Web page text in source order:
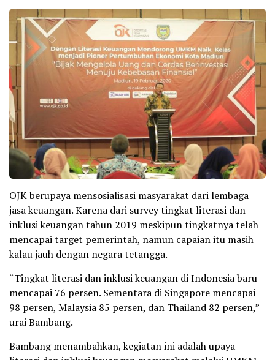
OJK berupaya mensosialisasi masyarakat dari lembaga
jasa keuangan. Karena dari survey tingkat literasi dan
inklusi keuangan tahun 2019 meskipun tingkatnya telah
mencapai target pemerintah, namun capaian itu masih
kalau jauh dengan negara tetangga.
“Tingkat literasi dan inklusi keuangan di Indonesia baru
mencapai 76 persen. Sementara di Singapore mencapai
98 persen, Malaysia 85 persen, dan Thailand 82 persen,”
urai Bambang.
Bambang menambahkan, kegiatan ini adalah upaya